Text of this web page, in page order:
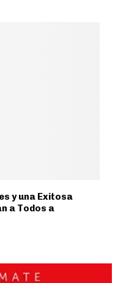
y una Exitosa
a Todos a